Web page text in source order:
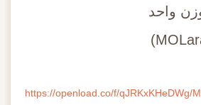
واحد
https://openload.co/f/